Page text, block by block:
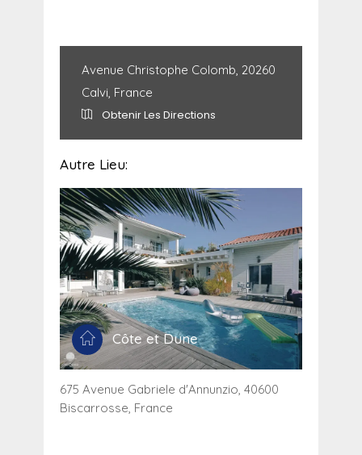
Avenue Christophe Colomb, 20260
Calvi, France
Obtenir Les Directions
Autre Lieu:
Côte et Dune
675 Avenue Gabriele d'Annunzio, 40600
Biscarrosse, France